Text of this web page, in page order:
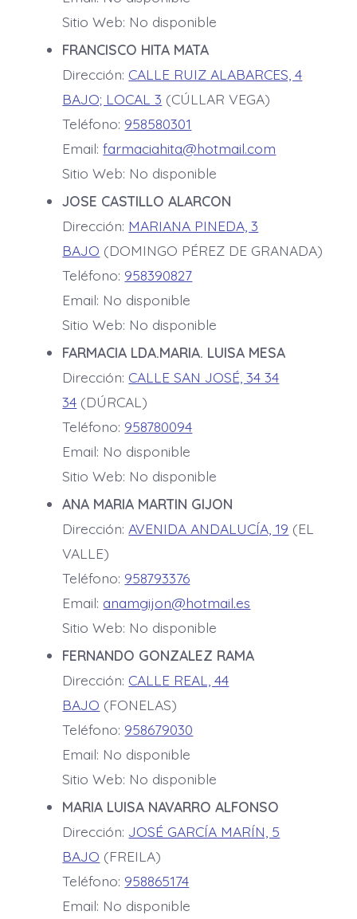
Sitio Web: No disponible
FRANCISCO HITA MATA
Dirección: CALLE RUIZ ALABARCES, 4
BAJO; LOCAL 3 (CÚLLAR VEGA)
Teléfono: 958580301
Email:farmaciahita@hotmail.com
Sitio Web: No disponible
JOSE CASTILLO ALARCON
Dirección: MARIANA PINEDA, 3
BAJO (DOMINGO PÉREZ DE GRANADA)
Teléfono: 958390827
Email: No disponible
Sitio Web: No disponible
FARMACIA LDA.MARIA. LUISA MESA
Dirección: CALLE SAN JOSÉ, 34 34
34 (DÚRCAL)
Teléfono: 958780094
Email: No disponible
Sitio Web: No disponible
ANA MARIA MARTIN GIJON
Dirección:AVENIDA ANDALUCÍA, 19 (EL
VALLE)
Teléfono: 958793376
Email: anamgijon@hotmail.es
Sitio Web: No disponible
FERNANDO GONZALEZ RAMA
Dirección: CALLE REAL, 44
BAJO (FONELAS)
Teléfono: 958679030
Email: No disponible
Sitio Web: No disponible
MARIA LUISA NAVARRO ALFONSO
Dirección:JOSÉ GARCÍA MARÍN, 5
BAJO (FREILA)
Teléfono: 958865174
Email: No disponible